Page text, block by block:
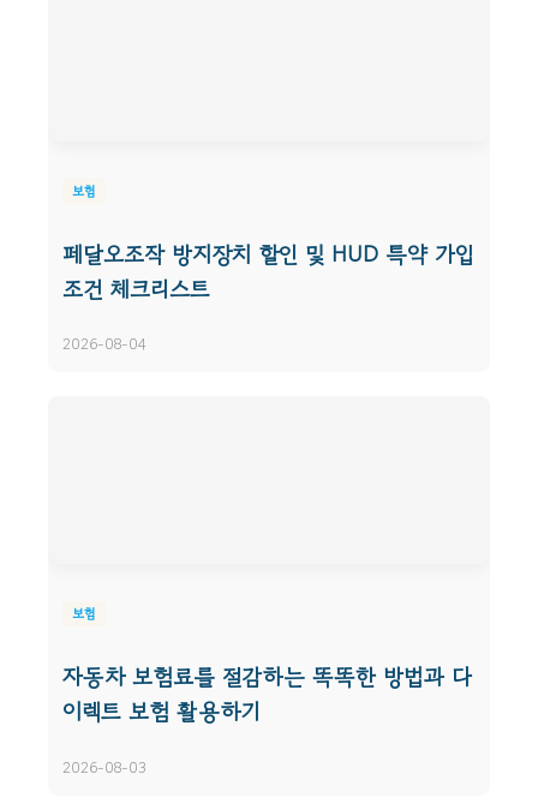
보험
페달오조작 방지장치 할인 및 HUD 특약 가입
조건 체크리스트
2026-08-04
보험
자동차 보험료를 절감하는 똑똑한 방법과 다
이렉트 보험 활용하기
2026-08-03